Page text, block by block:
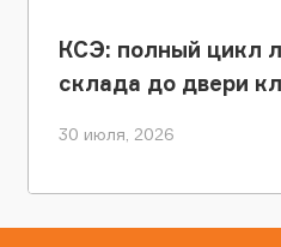
КСЭ: полный цикл
склада до двери
30 июля, 2026